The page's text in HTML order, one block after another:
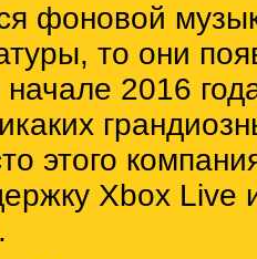
фоновой
то они
2016
этого
Xbox Live